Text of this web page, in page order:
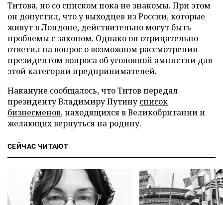
Титова, но со списком пока не знакомы. При этом
он допустил, что у выходцев из России, которые
живут в Лондоне, действительно могут быть
проблемы с законом. Однако он отрицательно
ответил на вопрос о возможном рассмотрении
президентом вопроса об уголовной амнистии для
этой категории предпринимателей.
Накануне сообщалось, что Титов передал
президенту Владимиру Путинусписок
бизнесменов, находящихся в Великобритании и
желающих вернуться на родину.
СЕЙЧАС ЧИТАЮТ